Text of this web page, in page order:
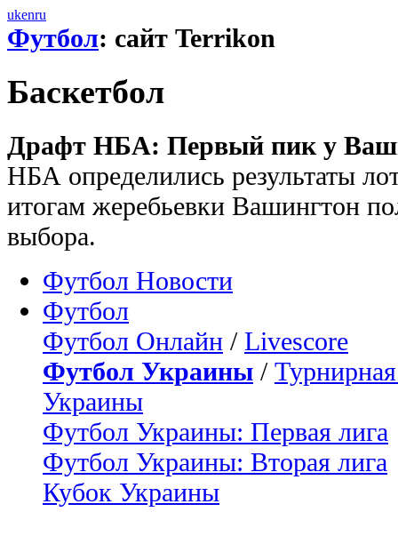
ukenru
Футбол: сайт Terrikon
Баскетбол
Драфт НБА: Первый пик у
НБА определились результаты
итогам жеребьевки Вашингтон
выбора.
Футбол Новости
Футбол
Футбол Онлайн / Livescore
Футбол Украины /
Украины
Футбол Украины: Первая лига
Футбол Украины: Вторая лига
Кубок Украины